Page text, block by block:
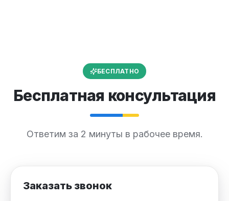
БЕСПЛАТНО
Бесплатная консультация
Ответим за 2 минуты в рабочее время.
Заказать звонок